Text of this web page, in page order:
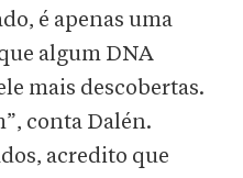
é apenas uma
algum DNA
mais descobertas.
conta Dalén.
acredito que